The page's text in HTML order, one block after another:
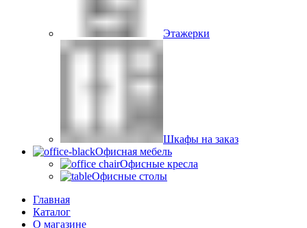
Этажерки
Шкафы на заказ
Офисная мебель
Офисные кресла
Офисные столы
Главная
Каталог
О магазине